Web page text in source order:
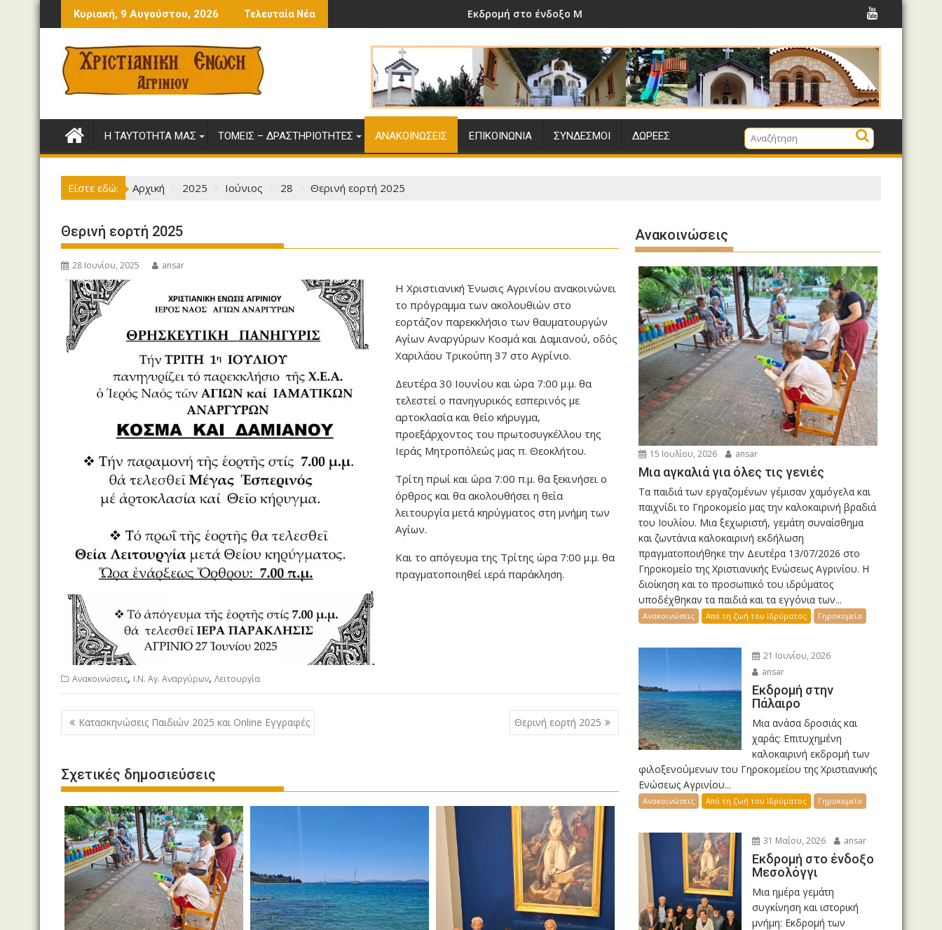
Περάστε
στο
Κυριακή, 9 Αυγούστου, 2026 Τελευταία Νέα
Εκδρομή στην Πάλαιρο Εκδρομή στο ένδοξο Μεσολόγγι Αληθιναί και δίκαιαι αι κρίσεις του Θεού ημών
Η ΤΑΥΤΌΤΗΤΆ ΜΑΣ ΤΟΜΕΊΣ – ΔΡΑΣΤΗΡΙΌΤΗΤΕΣ ΑΝΑΚΟΙΝΏΣΕΙΣ ΕΠΙΚΟΙΝΩΝΊΑ ΣΎΝΔΕΣΜΟΙ ΔΩΡΕΈΣ
Είστε εδώ: Αρχική 2025 Ιούνιος 28 Θερινή εορτή 2025
Θερινή εορτή 2025
28 Ιουνίου, 2025 ansar
Η Χριστιανική Ένωσις Αγρινίου ανακοινώνει
το πρόγραμμα των ακολουθιών στο
εορτάζον παρεκκλήσιο των θαυματουργών
Αγίων Αναργύρων Κοσμά και Δαμιανού, οδός
Χαριλάου Τρικούπη 37 στο Αγρίνιο.
Δευτέρα 30 Ιουνίου και ώρα 7:00 μ.μ. θα
τελεστεί ο πανηγυρικός εσπερινός με
αρτοκλασία και θείο κήρυγμα,
προεξάρχοντος του πρωτοσυγκέλλου της
Ιεράς Μητροπόλεώς μας π. Θεοκλήτου.
Τρίτη πρωί και ώρα 7:00 π.μ. θα ξεκινήσει ο
όρθρος και θα ακολουθήσει η θεία
λειτουργία μετά κηρύγματος στη μνήμη των
Αγίων.
Και το απόγευμα της Τρίτης ώρα 7:00 μ.μ. θα
πραγματοποιηθεί ιερά παράκληση.
Ανακοινώσεις, Ι.Ν. Αγ. Αναργύρων, Λειτουργία
Πλοήγηση
άρθρων
Κατασκηνώσεις Παιδιών 2025 και Online Εγγραφές Θερινή εορτή 2025
Σχετικές δημοσιεύσεις
Ανακοινώσεις
15 Ιουλίου, 2026 ansar
Μια αγκαλιά για όλες τις γενιές
Τα παιδιά των εργαζομένων γέμισαν χαμόγελα και
παιχνίδι το Γηροκομείο μας την καλοκαιρινή βραδιά
του Ιουλίου. Μια ξεχωριστή, γεμάτη συναίσθημα
και ζωντάνια καλοκαιρινή εκδήλωση
πραγματοποιήθηκε την Δευτέρα 13/07/2026 στο
Γηροκομείο της Χριστιανικής Ενώσεως Αγρινίου. Η
διοίκηση και το προσωπικό του ιδρύματος
υποδέχθηκαν τα παιδιά και τα εγγόνια των...
Ανακοινώσεις Από τη ζωή του Ιδρύματος Γηροκομείο
21 Ιουνίου, 2026
ansar
Εκδρομή στην
Πάλαιρο
Μια ανάσα δροσιάς και
χαράς: Επιτυχημένη
καλοκαιρινή εκδρομή των
φιλοξενούμενων του Γηροκομείου της Χριστιανικής
Ενώσεως Αγρινίου...
Ανακοινώσεις Από τη ζωή του Ιδρύματος Γηροκομείο
31 Μαΐου, 2026 ansar
Εκδρομή στο ένδοξο
Μεσολόγγι
Μια ημέρα γεμάτη
συγκίνηση και ιστορική
μνήμη: Εκδρομή των